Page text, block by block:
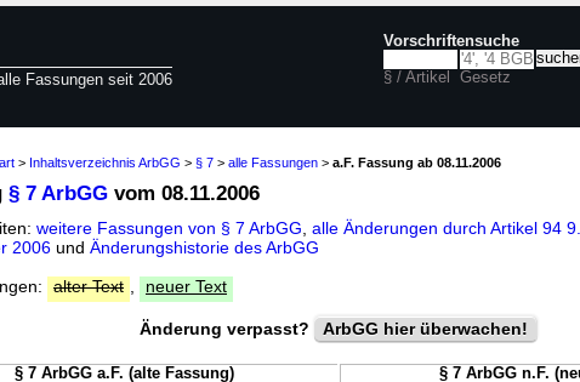
Fassungen seit 2006
Vorschriftensuche
§ / Artikel Gesetz
> Inhaltsverzeichnis ArbGG > § 7 > alle Fassungen > a.F. Fassung ab 08.11.2006
§ 7 ArbGG vom 08.11.2006
weitere Fassungen von § 7 ArbGG alle Änderungen durch Artikel 94
2006 und Änderungshistorie des ArbGG
alter Text neuer Text
Änderung verpasst? ArbGG hier überwachen!
§ 7 ArbGG a.F. (alte Fassung)
§ 7 ArbGG n.F.